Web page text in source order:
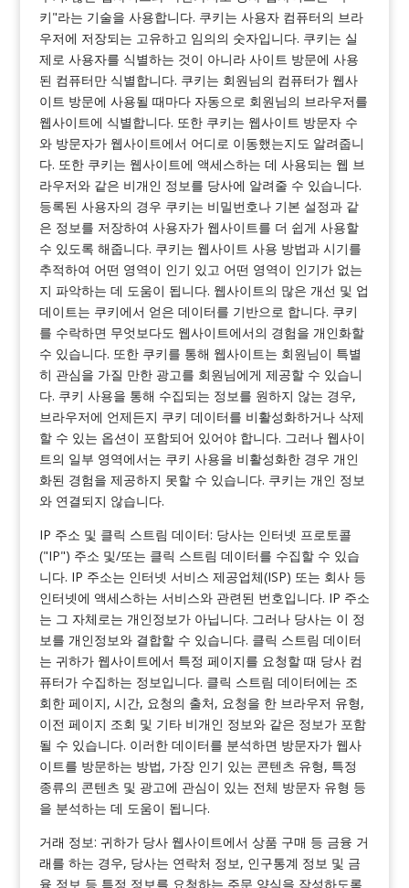
키"라는 기술을 사용합니다. 쿠키는 사용자 컴퓨터의 브라
우저에 저장되는 고유하고 임의의 숫자입니다. 쿠키는 실
제로 사용자를 식별하는 것이 아니라 사이트 방문에 사용
된 컴퓨터만 식별합니다. 쿠키는 회원님의 컴퓨터가 웹사
이트 방문에 사용될 때마다 자동으로 회원님의 브라우저를
웹사이트에 식별합니다. 또한 쿠키는 웹사이트 방문자 수
와 방문자가 웹사이트에서 어디로 이동했는지도 알려줍니
다. 또한 쿠키는 웹사이트에 액세스하는 데 사용되는 웹 브
라우저와 같은 비개인 정보를 당사에 알려줄 수 있습니다.
등록된 사용자의 경우 쿠키는 비밀번호나 기본 설정과 같
은 정보를 저장하여 사용자가 웹사이트를 더 쉽게 사용할
수 있도록 해줍니다. 쿠키는 웹사이트 사용 방법과 시기를
추적하여 어떤 영역이 인기 있고 어떤 영역이 인기가 없는
지 파악하는 데 도움이 됩니다. 웹사이트의 많은 개선 및 업
데이트는 쿠키에서 얻은 데이터를 기반으로 합니다. 쿠키
를 수락하면 무엇보다도 웹사이트에서의 경험을 개인화할
수 있습니다. 또한 쿠키를 통해 웹사이트는 회원님이 특별
히 관심을 가질 만한 광고를 회원님에게 제공할 수 있습니
다. 쿠키 사용을 통해 수집되는 정보를 원하지 않는 경우,
브라우저에 언제든지 쿠키 데이터를 비활성화하거나 삭제
할 수 있는 옵션이 포함되어 있어야 합니다. 그러나 웹사이
트의 일부 영역에서는 쿠키 사용을 비활성화한 경우 개인
화된 경험을 제공하지 못할 수 있습니다. 쿠키는 개인 정보
와 연결되지 않습니다.
IP 주소 및 클릭 스트림 데이터: 당사는 인터넷 프로토콜
("IP") 주소 및/또는 클릭 스트림 데이터를 수집할 수 있습
니다. IP 주소는 인터넷 서비스 제공업체(ISP) 또는 회사 등
인터넷에 액세스하는 서비스와 관련된 번호입니다. IP 주소
는 그 자체로는 개인정보가 아닙니다. 그러나 당사는 이 정
보를 개인정보와 결합할 수 있습니다. 클릭 스트림 데이터
는 귀하가 웹사이트에서 특정 페이지를 요청할 때 당사 컴
퓨터가 수집하는 정보입니다. 클릭 스트림 데이터에는 조
회한 페이지, 시간, 요청의 출처, 요청을 한 브라우저 유형,
이전 페이지 조회 및 기타 비개인 정보와 같은 정보가 포함
될 수 있습니다. 이러한 데이터를 분석하면 방문자가 웹사
이트를 방문하는 방법, 가장 인기 있는 콘텐츠 유형, 특정
종류의 콘텐츠 및 광고에 관심이 있는 전체 방문자 유형 등
을 분석하는 데 도움이 됩니다.
거래 정보: 귀하가 당사 웹사이트에서 상품 구매 등 금융 거
래를 하는 경우, 당사는 연락처 정보, 인구통계 정보 및 금
융 정보 등 특정 정보를 요청하는 주문 양식을 작성하도록